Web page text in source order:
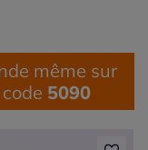
même sur
5090